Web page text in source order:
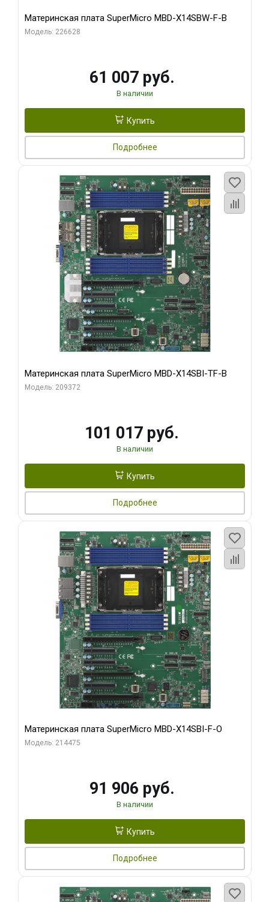
Материнская плата SuperMicro MBD-X14SBW-F-B
Модель: 226628
61 007 руб.
В наличии
Купить
Подробнее
Материнская плата SuperMicro MBD-X14SBI-TF-B
Модель: 209372
101 017 руб.
В наличии
Купить
Подробнее
Материнская плата SuperMicro MBD-X14SBI-F-O
Модель: 214475
91 906 руб.
В наличии
Купить
Подробнее